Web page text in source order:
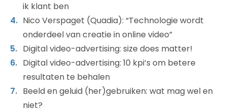
ik klant ben
Nico Verspaget (Quadia): “Technologie wordt
onderdeel van creatie in online video”
Digital video-advertising: size does matter!
Digital video-advertising: 10 kpi’s om betere
resultaten te behalen
Beeld en geluid (her)gebruiken: wat mag wel en
niet?